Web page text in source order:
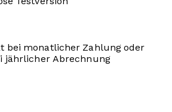
bei monatlicher Zahlung oder
jährlicher Abrechnung